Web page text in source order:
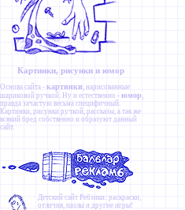
Картинки, рисунки и юмор
Основа сайта - картинки , нарисованные
шариковой ручкой. Ну и естественно - юмор ,
правда зачастую весьма специфичный.
Картинки, рисунки ручкой, рассказы, а так же
всякий бред собственно и образуют данный
сайт.
Детский сайт Ребзики: раскраски,
отличия, пазлы и другие игры!